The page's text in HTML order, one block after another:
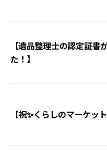
【遺品整理士の認定証書
た！】
【祝✨くらしのマーケッ